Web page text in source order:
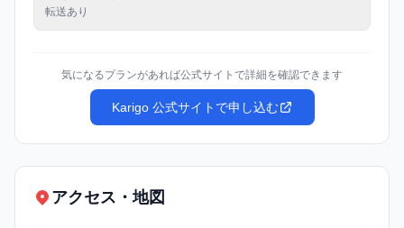
転送あり
気になるプランがあれば公式サイトで詳細を確認できます
Karigo 公式サイトで申し込む
アクセス・地図